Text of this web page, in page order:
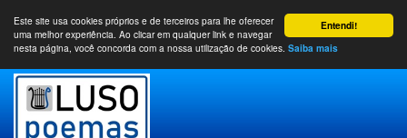
Entendi!
Este site usa cookies próprios e de terceiros para lhe oferecer
uma melhor experiência. Ao clicar em qualquer link e navegar
nesta página, você concorda com a nossa utilização de cookies. Saiba mais